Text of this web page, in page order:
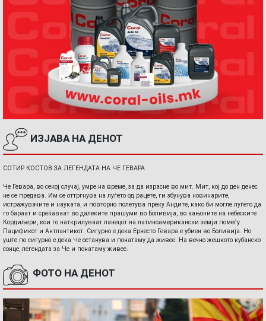
ИЗЈАВА НА ДЕНОТ
СОТИР КОСТОВ ЗА ЛЕГЕНДАТА НА ЧЕ ГЕВАРА
Че Гевара, во секој случај, умре на време, за да израсне во мит. Мит, кој до ден денес
не се предава. Им се оттргнува на луѓето од рацете, ги збунува новинарите,
истражувачите и науката, и повторно полетува преку Андите, како би могле луѓето да
го бараат и среќаваат во далеките прашуми во Боливија, во кањоните на небеските
Кордиљери, кои го наткрилуваат ланецот на латиноамерикански земји помеѓу
Пацификот и Антлантикот. Сигурно е дека Ернесто Гевара е убиен во Боливија. Но
уште по сигурно е дека Че останува и понатаму да живее. На вечно жешкото кубанско
сонце, легендата за Че и понатаму живее.
ФОТО НА ДЕНОТ